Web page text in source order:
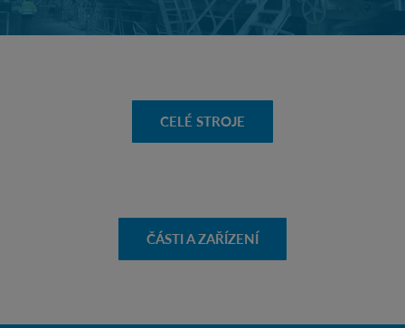
CELÉ STROJE
ČÁSTI A ZAŘÍZENÍ